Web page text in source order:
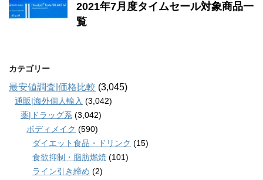
2021年7月度タイムセール対象商品一
覧
カテゴリー
最安値調査|価格比較 (3,045)
通販|海外個人輸入 (3,042)
薬|ドラッグ系 (3,042)
ボディメイク (590)
ダイエット食品・ドリンク (15)
食欲抑制・脂肪燃焼 (101)
ライン引き締め (2)